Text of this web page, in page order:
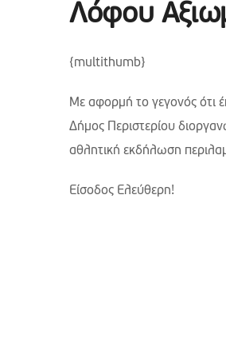
Λόφου
{multithumb}
Με αφορμή το γεγονός ότι
Δήμος Περιστερίου
αθλητική εκδήλωση
Είσοδος Ελεύθερη!